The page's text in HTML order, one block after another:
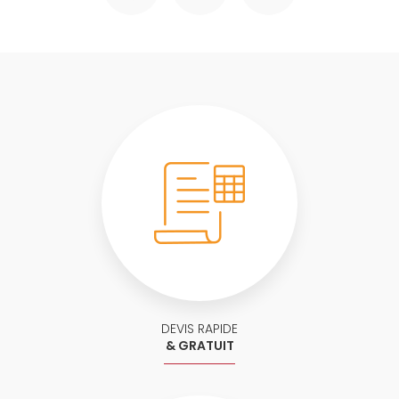
DEVIS RAPIDE
& GRATUIT